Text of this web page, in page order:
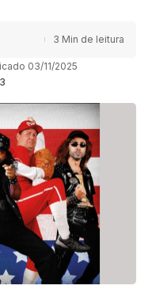
03/11/2025
3 Min de leitura